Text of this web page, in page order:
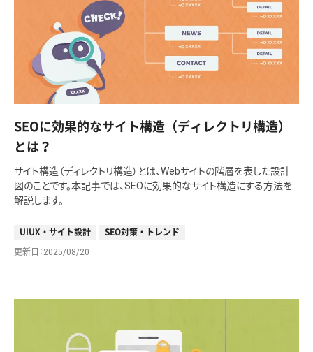
SEOに効果的なサイト構造（ディレクトリ構造）
とは？
サイト構造（ディレクトリ構造）とは、Webサイトの階層を表した設計
図のことです。本記事では、SEOに効果的なサイト構造にする方法を
解説します。
UIUX・サイト設計 SEO対策・トレンド
更新日 2025/08/20